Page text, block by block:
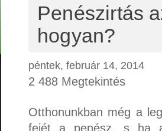
Penészirtás
hogyan?
péntek, február 14, 2014
2 488 Megtekintés
Otthonunkban még a
fejét a penész, s ha